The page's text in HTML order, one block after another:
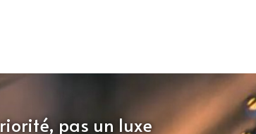
pas un luxe